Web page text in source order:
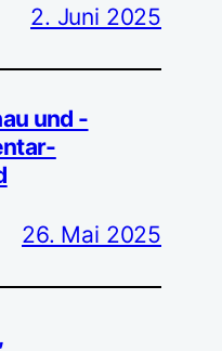
2. Juni 2025
und -
26. Mai 2025